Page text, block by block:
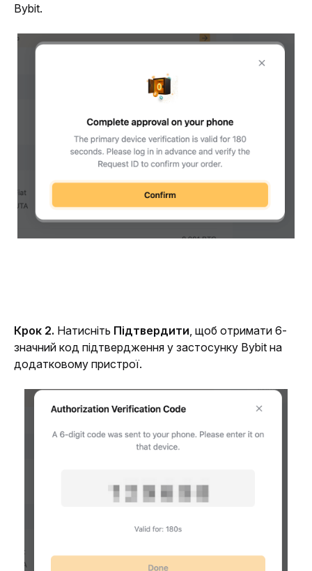
Bybit.
Крок 2. Натисніть Підтвердити, щоб отримати 6-
значний код підтвердження у застосунку Bybit на
додатковому пристрої.